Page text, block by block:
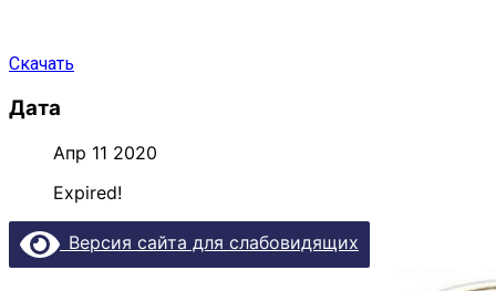
Скачать
Дата
Апр 11 2020
Expired!
Версия сайта для слабовидящих